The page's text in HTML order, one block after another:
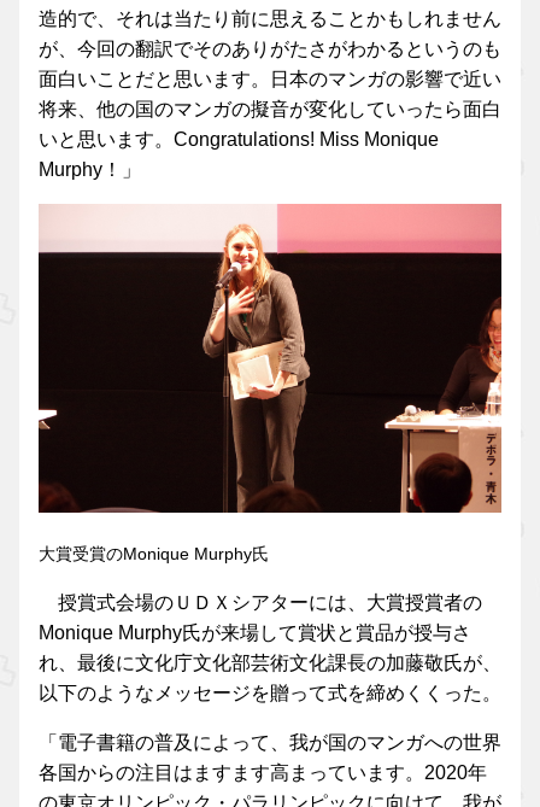
造的で、それは当たり前に思えることかもしれません
が、今回の翻訳でそのありがたさがわかるというのも
面白いことだと思います。日本のマンガの影響で近い
将来、他の国のマンガの擬音が変化していったら面白
いと思います。Congratulations! Miss Monique
Murphy！」
大賞受賞のMonique Murphy氏
授賞式会場のＵＤＸシアターには、大賞授賞者の
Monique Murphy氏が来場して賞状と賞品が授与さ
れ、最後に文化庁文化部芸術文化課長の加藤敬氏が、
以下のようなメッセージを贈って式を締めくくった。
「電子書籍の普及によって、我が国のマンガへの世界
各国からの注目はますます高まっています。2020年
の東京オリンピック・パラリンピックに向けて、我が